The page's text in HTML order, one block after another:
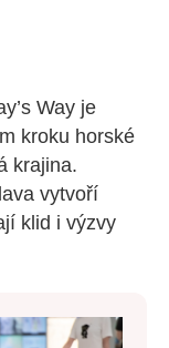
Way je
kroku horské
krajina.
vytvoří
klid i výzvy